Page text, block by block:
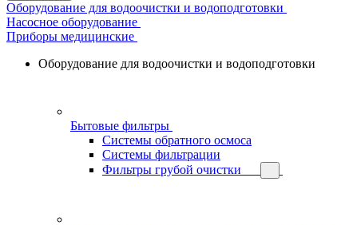
Оборудование для водоочистки и водоподготовки
Насосное оборудование
Приборы медицинские
Оборудование для водоочистки и водоподготовки
Бытовые фильтры
Системы обратного осмоса
Системы фильтрации
Фильтры грубой очистки